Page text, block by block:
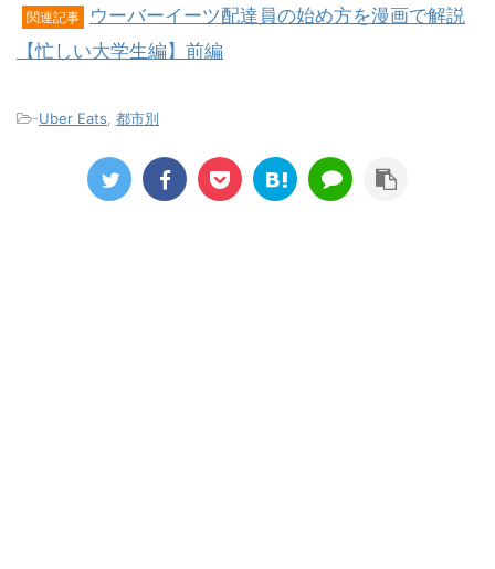
関連記事
ウーバーイーツ配達員の始め方を漫画で解説
【忙しい大学生編】前編
-Uber Eats, 都市別